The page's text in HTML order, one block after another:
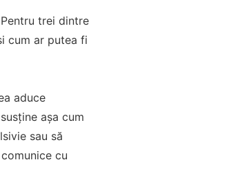
trei dintre
cum ar putea fi
aduce
așa cum
sau să
cu